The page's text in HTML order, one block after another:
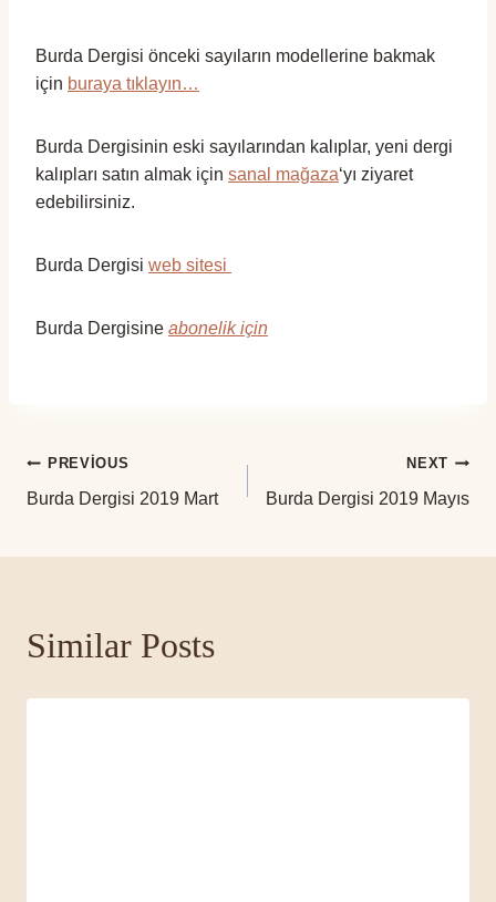
Burda Dergisi önceki sayıların modellerine bakmak
için buraya tıklayın…
Burda Dergisinin eski sayılarından kalıplar, yeni dergi
kalıpları satın almak için sanal mağaza‘yı ziyaret
edebilirsiniz.
Burda Dergisi web sitesi
Burda Dergisine abonelik için
Yazı
PREVIOUS
Burda Dergisi 2019 Mart
NEXT
Burda Dergisi 2019 Mayıs
Similar Posts